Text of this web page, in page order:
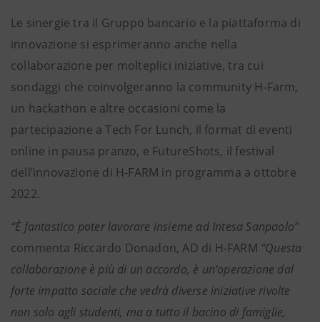
Le sinergie tra il Gruppo bancario e la piattaforma di
innovazione si esprimeranno anche nella
collaborazione per molteplici iniziative, tra cui
sondaggi che coinvolgeranno la community H-Farm,
un hackathon e altre occasioni come la
partecipazione a Tech For Lunch, il format di eventi
online in pausa pranzo, e FutureShots, il festival
dell’innovazione di H-FARM in programma a ottobre
2022.
“È fantastico poter lavorare insieme ad Intesa Sanpaolo”
commenta Riccardo Donadon, AD di H-FARM “Questa
collaborazione è più di un accordo, è un’operazione dal
forte impatto sociale che vedrà diverse iniziative rivolte
non solo agli studenti, ma a tutto il bacino di famiglie,